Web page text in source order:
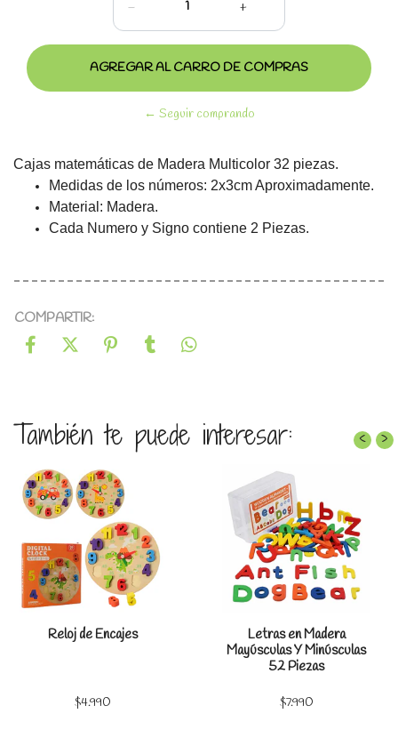
- +
← Seguir comprando
Cajas matemáticas de Madera Multicolor 32 piezas.
Medidas de los números: 2x3cm Aproximadamente.
Material: Madera.
Cada Numero y Signo contiene 2 Piezas.
COMPARTIR:
También te puede interesar:
Reloj de Encajes
$4.990
Letras en Madera
Mayúsculas Y Minúsculas
52 Piezas
$7.990
‹ ›